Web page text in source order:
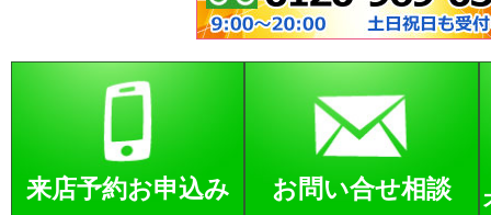
来店予約お申込み お問い合せ相談